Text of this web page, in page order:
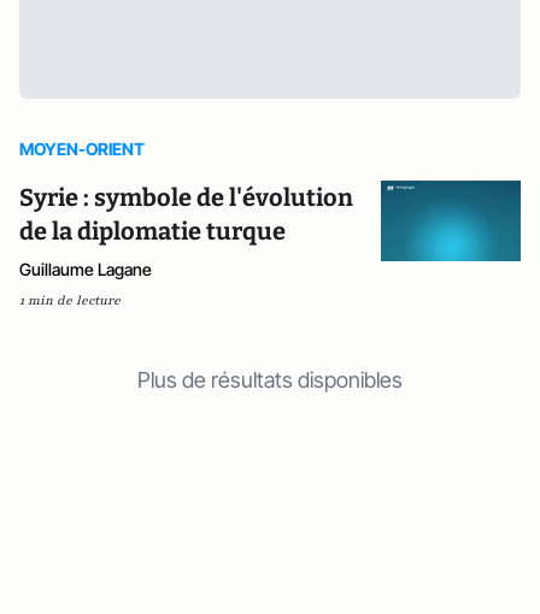
MOYEN-ORIENT
Syrie : symbole de l'évolution
de la diplomatie turque
Guillaume Lagane
1 min de lecture
Plus de résultats disponibles